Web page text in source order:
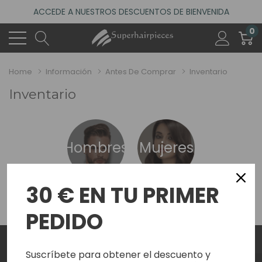
ACCEDE A NUESTROS DESCUENTOS DE BIENVENIDA
4.6
(485 reseñas)
VISITA NUESTRO NUEVO SALÓN EN MADRID
0
Home Información Antes De Comprar Inventario
Inventario
Hombres Mujeres
30 € EN TU PRIMER
PEDIDO
Suscríbete para obtener el descuento y